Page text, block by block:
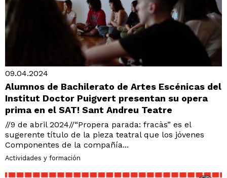
09.04.2024
Alumnos de Bachilerato de Artes Escénicas del
Institut Doctor Puigvert presentan su opera
prima en el SAT! Sant Andreu Teatre
//9 de abril 2024//“Propera parada: fracàs” es el
sugerente título de la pieza teatral que los jóvenes
Componentes de la compañía...
Actividades y formación